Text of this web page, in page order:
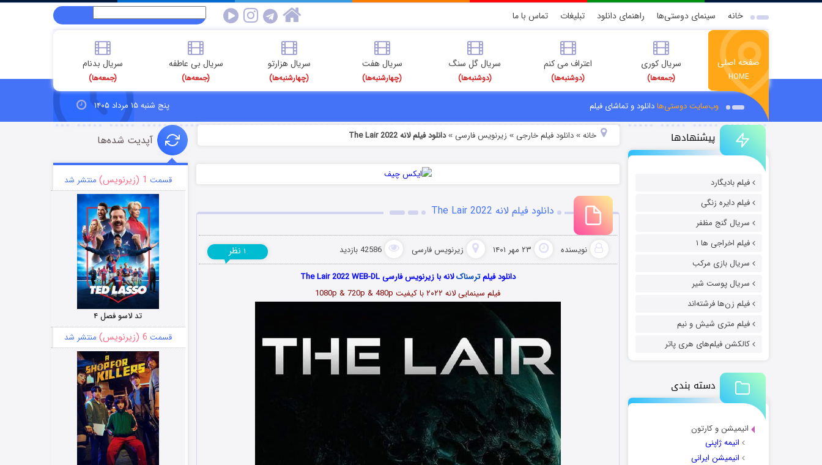
خانه سینمای دوستی‌ها راهنمای دانلود تبلیغات تماس با ما
صفحه اصلی
HOME
سریال کوری
(جمعه‌ها)
اعتراف می کنم
(دوشنبه‌ها)
سریال گل سنگ
(دوشنبه‌ها)
سریال هفت
(چهارشنبه‌ها)
سریال هزارتو
(چهارشنبه‌ها)
سریال بی عاطفه
(جمعه‌ها)
سریال بدنام
(جمعه‌ها)
وب‌سایت دوستی‌هادانلود و تماشای فیلم پنج شنبه ۱۵ مرداد ۱۴۰۵
پیشنهادها
فیلم بادیگارد
فیلم دایره زنگی
سریال گنج مظفر
فیلم اخراجی ها ۱
سریال بازی مرکب
سریال پوست شیر
فیلم زن‌ها فرشته‌اند
فیلم متری شیش و نیم
کالکشن فیلم‌های هری پاتر
دسته بندی
انیمیشن و کارتون
انیمه ژاپنی
انیمیشن ایرانی
خانه» دانلود فیلم خارجی » زیرنویس فارسی »دانلود فیلم لانه The Lair 2022
دانلود فیلم لانه The Lair 2022
نویسنده ۲۳ مهر ۱۴۰۱ زیرنویس فارسی 42586 بازدید ۱ نظر
دانلود فیلمترسناکلانه با زیرنویس فارسی The Lair 2022 WEB-DL
فیلم سینماییلانه ۲۰۲۲ با کیفیت 1080p & 720p & 480p
آپدیت شده‌ها
قسمت 1 (زیرنویس) منتشر شد
تد لاسو فصل ۴
قسمت 6 (زیرنویس) منتشر شد